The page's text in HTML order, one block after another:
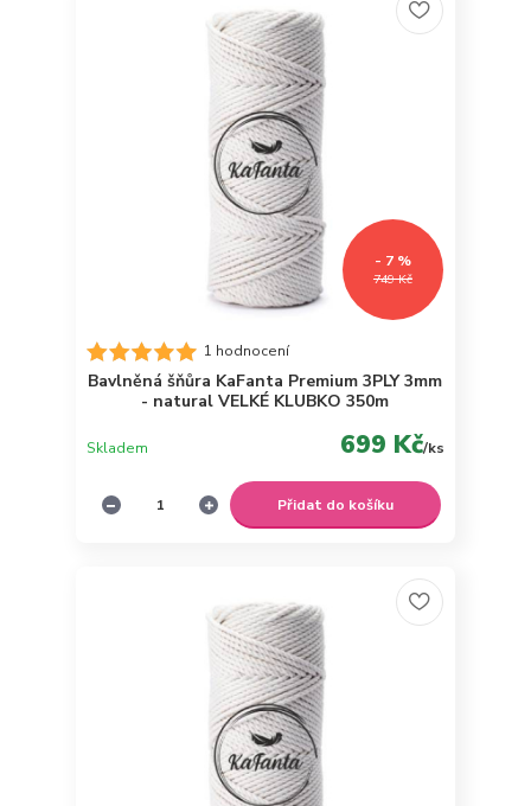
749 Kč
- 7 %
1 hodnocení
Bavlněná šňůra KaFanta Premium 3PLY 3mm
- natural VELKÉ KLUBKO 350m
699 Kč/ks
Skladem
Přidat do košíku